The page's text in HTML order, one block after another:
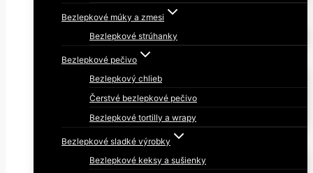
Bezlepkové múky a zmesi
Bezlepkové strúhanky
Bezlepkové pečivo
Bezlepkový chlieb
Čerstvé bezlepkové pečivo
Bezlepkové tortilly a wrapy
Bezlepkové sladké výrobky
Bezlepkové keksy a sušienky